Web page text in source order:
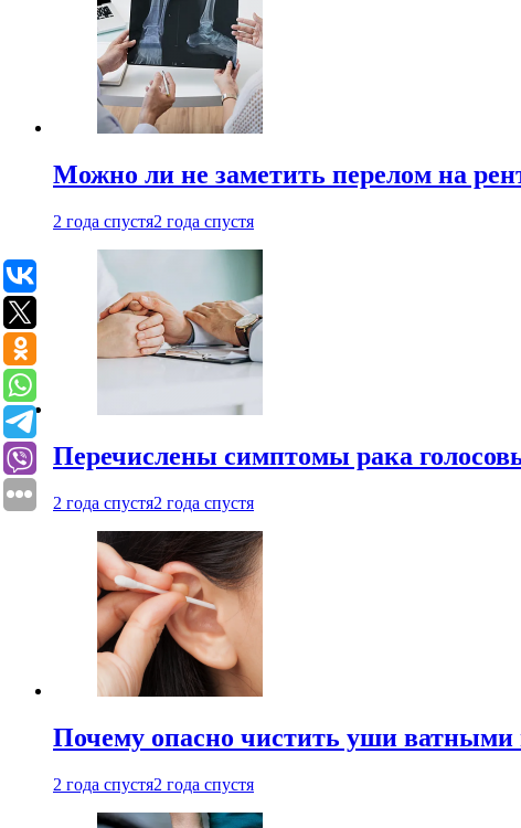
Можно ли не заметить перелом на
2 года спустя2 года спустя
Перечислены симптомы рака
2 года спустя2 года спустя
Почему опасно чистить уши ватными
2 года спустя2 года спустя